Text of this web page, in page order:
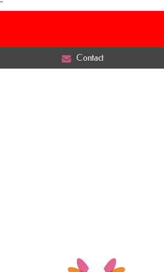
"
Contact